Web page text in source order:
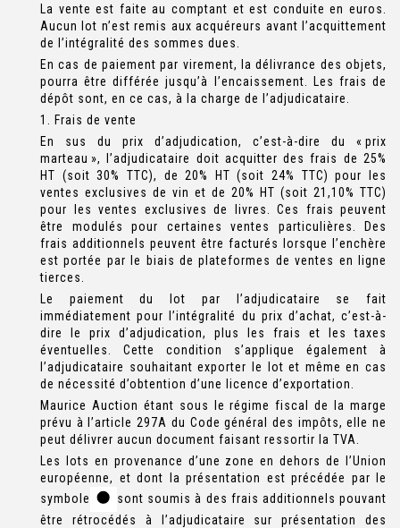
La vente est faite au comptant et est conduite en euros.
Aucun lot n’est remis aux acquéreurs avant l’acquittement
de l’intégralité des sommes dues.
En cas de paiement par virement, la délivrance des objets,
pourra être différée jusqu’à l’encaissement. Les frais de
dépôt sont, en ce cas, à la charge de l’adjudicataire.
1. Frais de vente
En sus du prix d’adjudication, c’est-à-dire du « prix
marteau », l’adjudicataire doit acquitter des frais de 25%
HT (soit 30% TTC), de 20% HT (soit 24% TTC) pour les
ventes exclusives de vin et de 20% HT (soit 21,10% TTC)
pour les ventes exclusives de livres. Ces frais peuvent
être modulés pour certaines ventes particulières. Des
frais additionnels peuvent être facturés lorsque l’enchère
est portée par le biais de plateformes de ventes en ligne
tierces.
Le paiement du lot par l’adjudicataire se fait
immédiatement pour l’intégralité du prix d’achat, c’est-à-
dire le prix d’adjudication, plus les frais et les taxes
éventuelles. Cette condition s’applique également à
l’adjudicataire souhaitant exporter le lot et même en cas
de nécessité d’obtention d’une licence d’exportation.
Maurice Auction étant sous le régime fiscal de la marge
prévu à l’article 297A du Code général des impôts, elle ne
peut délivrer aucun document faisant ressortir la TVA.
Les lots en provenance d’une zone en dehors de l’Union
européenne, et dont la présentation est précédée par le
symbole
sont soumis à des frais additionnels pouvant
être rétrocédés à l’adjudicataire sur présentation des